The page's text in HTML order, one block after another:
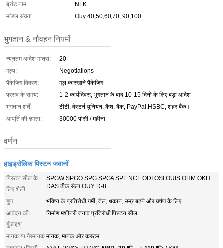
ब्रांड नाम:
NFK
मॉडल संख्या:
Ouy 40,50,60,70, 90,100
भुगतान & नौवहन नियमों
न्यूनतम आदेश मात्रा:
20
मूल्य:
Negotiations
पैकेजिंग विवरण:
मूल कारखाने पैकेजिंग
प्रसव के समय:
1-2 कार्यदिवस, भुगतान के बाद 10-15 दिनों के लिए बड़ा आदेश
भुगतान शर्तें:
टीटी, वेस्टर्न यूनियन, कैश, बैंक, PayPal.HSBC, शहर बैंक।
आपूर्ति की क्षमता:
30000 पीसी / महीना
वर्णन
हाइड्रोलिक पिस्टन जवानों
पिस्टन सील के
लिए शैली:
SPGW SPGO SPG SPGA SPF NCF ODI OSI OUIS OHM OKH
DAS ठीक सेला OUY D-8
गुण:
भविष्य के प्रतिरोधी गर्मी, तेल, थकान, उम्र बढ़ने और घर्षण के लिए
आवेदन की
गुंजाइश:
निर्माण मशीनरी तनाव प्रतिरोधी पिस्टन सील
मानक या गैरमानक:मानक, मानक और कस्टम